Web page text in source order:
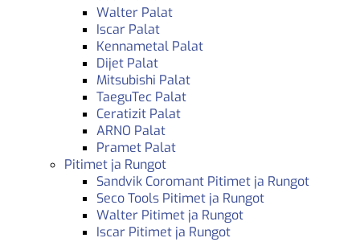
Walter Palat
Iscar Palat
Kennametal Palat
Dijet Palat
Mitsubishi Palat
TaeguTec Palat
Ceratizit Palat
ARNO Palat
Pramet Palat
Pitimet ja Rungot
Sandvik Coromant Pitimet ja Rungot
Seco Tools Pitimet ja Rungot
Walter Pitimet ja Rungot
Iscar Pitimet ja Rungot